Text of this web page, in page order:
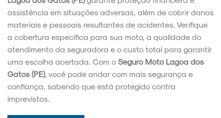
assistência em situações adversas, além de cobrir danos
materiais e pessoais resultantes de acidentes. Verifique
a cobertura específica para sua moto, a qualidade do
atendimento da seguradora e o custo total para garantir
uma escolha acertada. Com o Seguro Moto Lagoa dos
Gatos (PE), você pode andar com mais segurança e
confiança, sabendo que está protegido contra
imprevistos.